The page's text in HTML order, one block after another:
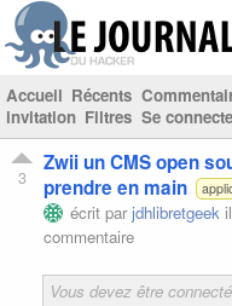
Accueil Récents
invitation Filtres Se
3
Zwii un CMS open
prendre en main
écrit parjdhlibretgeek
commentaire